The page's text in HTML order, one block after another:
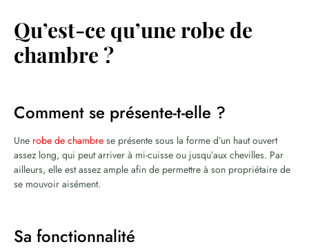
Qu’est-ce qu’une robe de
chambre ?
Comment se présente-t-elle ?
Une robe de chambre se présente sous la forme d’un haut ouvert
assez long, qui peut arriver à mi-cuisse ou jusqu’aux chevilles. Par
ailleurs, elle est assez ample afin de permettre à son propriétaire de
se mouvoir aisément.
Sa fonctionnalité